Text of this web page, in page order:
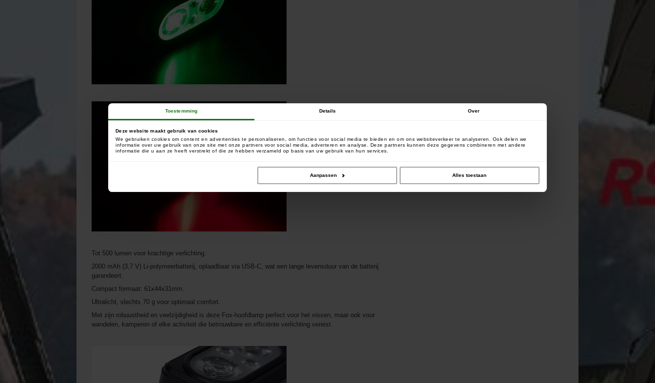
Toestemming Details Over
Deze website maakt gebruik van cookies
We gebruiken cookies om content en advertenties te personaliseren, om functies voor social media te bieden en om ons websiteverkeer te analyseren. Ook delen we
informatie over uw gebruik van onze site met onze partners voor social media, adverteren en analyse. Deze partners kunnen deze gegevens combineren met andere
informatie die u aan ze heeft verstrekt of die ze hebben verzameld op basis van uw gebruik van hun services.
Aanpassen Alles toestaan
Tot 500 lumen voor krachtige verlichting.
2000 mAh (3,7 V) Li-polymeerbatterij, oplaadbaar via USB-C, wat een lange levensduur van de batterij
garandeert.
Compact formaat: 61x44x31mm.
Ultralicht, slechts 70 g voor optimaal comfort.
Met zijn robuustheid en veelzijdigheid is deze Fox-hoofdlamp perfect voor het vissen, maar ook voor
wandelen, kamperen of elke activiteit die betrouwbare en efficiënte verlichting vereist.